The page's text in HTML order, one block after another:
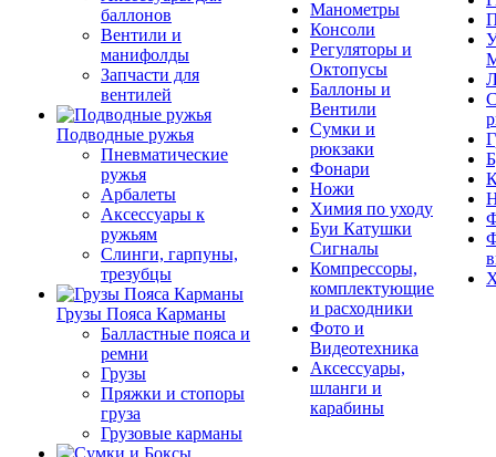
баллонов
Вентили и
манифолды
Запчасти для
вентилей
Подводные ружья
Пневматические
ружья
Арбалеты
Аксессуары к
ружьям
Слинги, гарпуны,
трезубцы
Грузы Пояса Карманы
Балластные пояса и
ремни
Грузы
Пряжки и стопоры
груза
Грузовые карманы
Манометры
Консоли
Регуляторы и
Октопусы
Баллоны и
Вентили
Сумки и
рюкзаки
Фонари
Ножи
Химия по уходу
Буи Катушки
Сигналы
Компрессоры,
комплектующие
и расходники
Фото и
Видеотехника
Аксессуары,
шланги и
карабины